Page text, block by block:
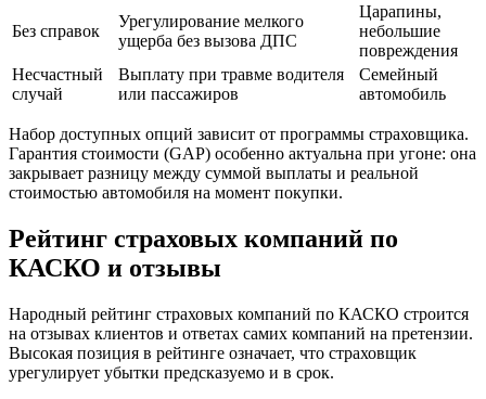
Без справок
Урегулирование мелкого
ущерба без вызова ДПС
Царапины,
небольшие
повреждения
Несчастный
случай
Выплату при травме водителя
или пассажиров
Семейный
автомобиль
Набор доступных опций зависит от программы страховщика.
Гарантия стоимости (GAP) особенно актуальна при угоне: она
закрывает разницу между суммой выплаты и реальной
стоимостью автомобиля на момент покупки.
Рейтинг страховых компаний по
КАСКО и отзывы
Народный рейтинг страховых компаний по КАСКО строится
на отзывах клиентов и ответах самих компаний на претензии.
Высокая позиция в рейтинге означает, что страховщик
урегулирует убытки предсказуемо и в срок.